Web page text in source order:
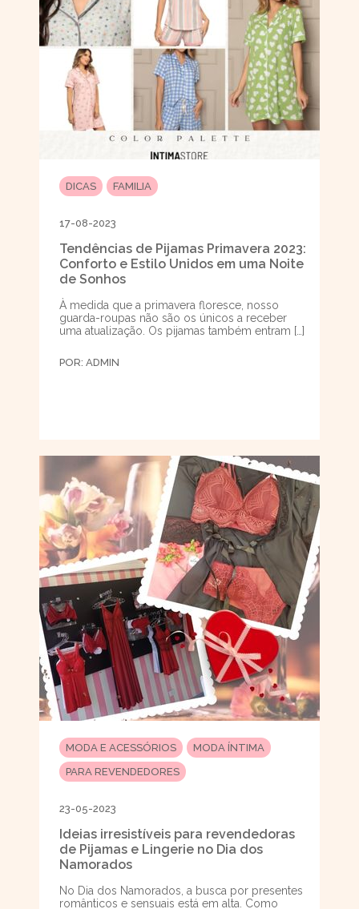
DICAS FAMILIA
17-08-2023
Tendências de Pijamas Primavera 2023:
Conforto e Estilo Unidos em uma Noite
de Sonhos
À medida que a primavera floresce, nosso
guarda-roupas não são os únicos a receber
uma atualização. Os pijamas também entram […]
POR: ADMIN
MODA E ACESSÓRIOS
MODA ÍNTIMA
PARA REVENDEDORES
23-05-2023
Ideias irresistíveis para revendedoras
de Pijamas e Lingerie no Dia dos
Namorados
No Dia dos Namorados, a busca por presentes
românticos e sensuais está em alta. Como